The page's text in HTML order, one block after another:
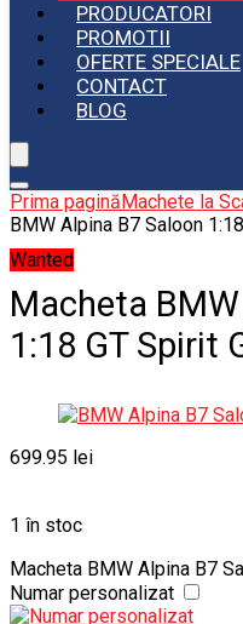
PRODUCATORI
PROMOTII
OFERTE SPECIALE
CONTACT
BLOG
Prima paginăMachete la
BMW Alpina B7 Saloon
Wanted
Macheta
1:18 GT Spirit
699.95 lei
1 în stoc
Macheta BMW Alpina B7
Numar personalizat